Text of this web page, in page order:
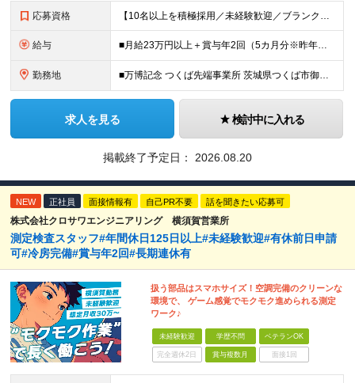
応募資格 【10名以上を積極採用／未経験歓迎／ブランクOK】 ＜応募条件＞ ◇高卒以上 ◇職種・業種未経験歓迎 ◇第二新卒歓迎 ＜こんな方を歓迎します＞ ◎チームで協力しながら仕事を進めたい方 ◎モノづくり
給与 ■月給23万円以上＋賞与年2回（5カ月分※昨年度実績）＋各種手当 ※上記月給に残業代は含みません、残業代は別途全額支給いたします ※これまでの経験・スキルを考慮して優遇いたします
勤務地 ■万博記念 つくば先端事業所 茨城県つくば市御幸が丘18 ※U・Iターン歓迎
求人を見る 検討中に入れる
掲載終了予定日： 2026.08.20
NEW 正社員 面接情報有 自己PR不要 話を聞きたい応募可
株式会社クロサワエンジニアリング 横須賀営業所
測定検査スタッフ#年間休日125日以上#未経験歓迎#有休前日申請
可#冷房完備#賞与年2回#長期連休有
扱う部品はスマホサイズ！空調完備のクリーンな
環境で、 ゲーム感覚でモクモク進められる測定
ワーク♪
未経験歓迎 学歴不問 ベテランOK
完全週休2日 賞与複数月 面接1回